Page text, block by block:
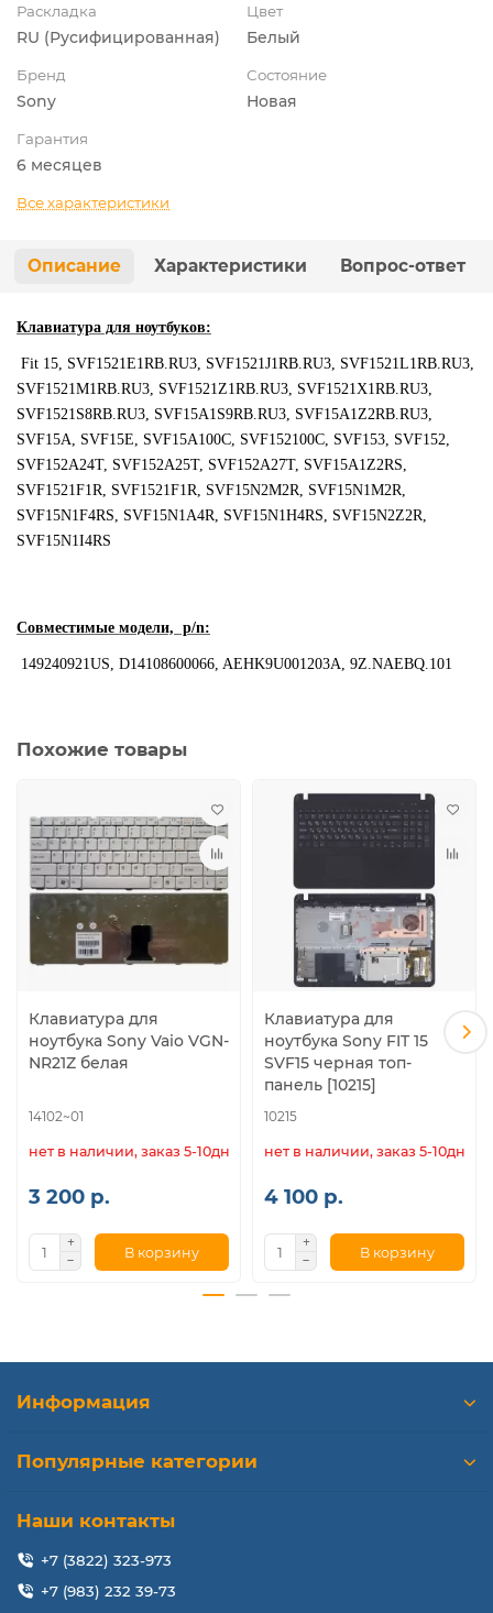
Раскладка
RU (Русифицированная)
Цвет
Белый
Бренд
Sony
Состояние
Новая
Гарантия
6 месяцев
Все характеристики
Описание Характеристики Вопрос-ответ
Клавиатура для ноутбуков:
Fit 15, SVF1521E1RB.RU3, SVF1521J1RB.RU3, SVF1521L1RB.RU3,
SVF1521M1RB.RU3, SVF1521Z1RB.RU3, SVF1521X1RB.RU3,
SVF1521S8RB.RU3, SVF15A1S9RB.RU3, SVF15A1Z2RB.RU3,
SVF15A, SVF15E, SVF15A100C, SVF152100C, SVF153, SVF152,
SVF152A24T, SVF152A25T, SVF152A27T, SVF15A1Z2RS,
SVF1521F1R, SVF1521F1R, SVF15N2M2R, SVF15N1M2R,
SVF15N1F4RS, SVF15N1A4R, SVF15N1H4RS, SVF15N2Z2R,
SVF15N1I4RS
Совместимые модели, p/n:
149240921US, D14108600066, AEHK9U001203A, 9Z.NAEBQ.101
Похожие товары
Клавиатура для
ноутбука Sony Vaio VGN-
NR21Z белая
14102~01
нет в наличии, заказ 5-10дн.
3 200 р.
В корзину
Клавиатура для
ноутбука Sony FIT 15
SVF15 черная топ-
панель [10215]
10215
нет в наличии, заказ 5-10дн.
4 100 р.
В корзину
Информация
Популярные категории
Наши контакты
+7 (3822) 323-973
+7 (983) 232 39-73